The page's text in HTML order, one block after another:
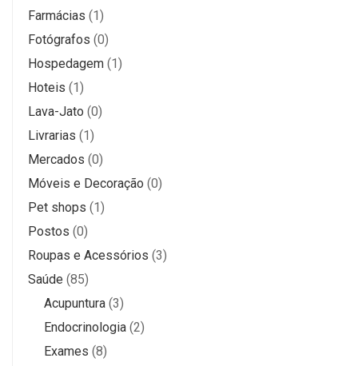
Farmácias (1)
Fotógrafos (0)
Hospedagem (1)
Hoteis (1)
Lava-Jato (0)
Livrarias (1)
Mercados (0)
Móveis e Decoração (0)
Pet shops (1)
Postos (0)
Roupas e Acessórios (3)
Saúde (85)
Acupuntura (3)
Endocrinologia (2)
Exames (8)